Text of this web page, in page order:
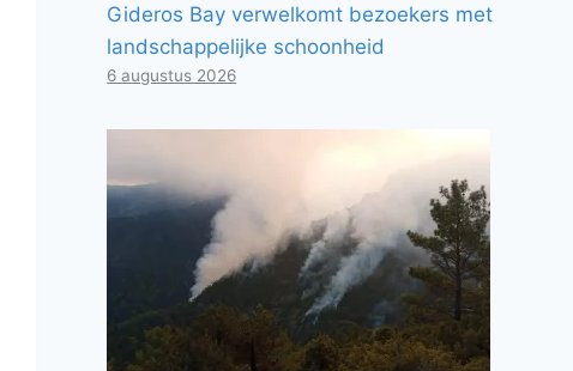
Gideros Bay verwelkomt bezoekers met
landschappelijke schoonheid
6 augustus 2026